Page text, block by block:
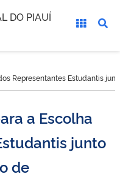
DO PIAUÍ
Representantes Estudantis
a Escolha
junto
de